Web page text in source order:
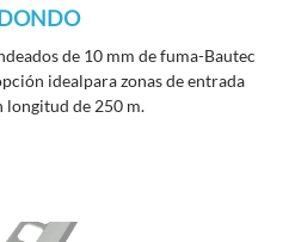
de 10 mm de fuma-Bautec
idealpara zonas de entrada
longitud de 250 m.